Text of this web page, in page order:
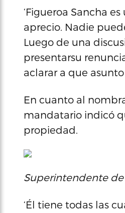
‘Figueroa Sancha
aprecio. Nadie
Luego de una
presentarsu
aclarar a que asunto
En cuanto al
mandatario indicó
propiedad.
Superintendente de
‘Él tiene todas las